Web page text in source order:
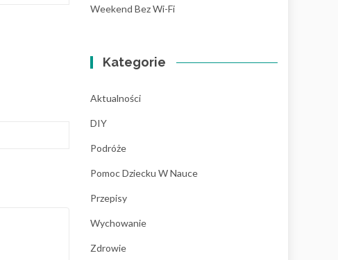
Weekend Bez Wi-Fi
Kategorie
Aktualności
DIY
Podróże
Pomoc Dziecku W Nauce
Przepisy
Wychowanie
Zdrowie